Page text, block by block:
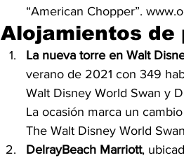
“American Chopper”.
Alojamientos de
La nueva torre en Walt
verano de 2021 con 349
Walt Disney World Swan y
La ocasión marca un
The Walt Disney World
DelrayBeach Marriott,